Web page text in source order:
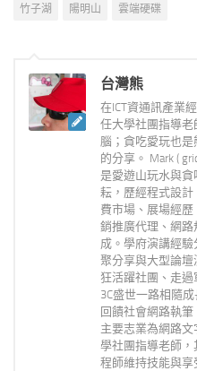
竹子湖 陽明山 雲端硬碟
台灣熊
在ICT資通訊產業
任大學社團指導
腦；貪吃愛玩也
的分享。 Mark (
是愛遊山玩水與貪
耘，歷經程式設
費市場、展場經
銷推廣代理、網
成。學府演講經
聚分享與大型論
狂活躍社團、走過
3C盛世一路相隨
回饋社會網路執
主要志業為網路
學社團指導老師
程師維持技能與享